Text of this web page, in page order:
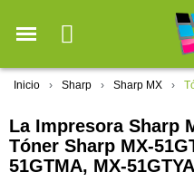
Inicio Sharp Sharp MX
La Impresora Sharp
Tóner Sharp MX-
51GTMA, MX-51GTYA